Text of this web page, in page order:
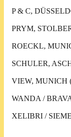
P & C,
PRYM,
ROECKL,
SCHULER,
VIEW, MUNICH
WANDA /
XELIBRI /